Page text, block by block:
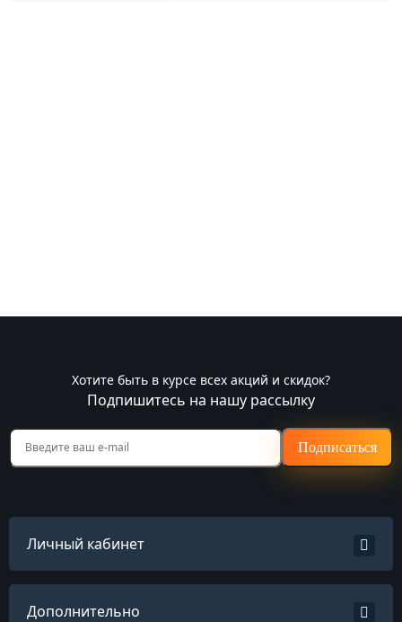
Хотите быть в курсе всех акций и скидок?
Подпишитесь на нашу рассылку
Подписаться
Личный кабинет
Дополнительно